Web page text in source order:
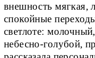
внешность мягкая,
спокойные
светлоте:
небесно-голубой,